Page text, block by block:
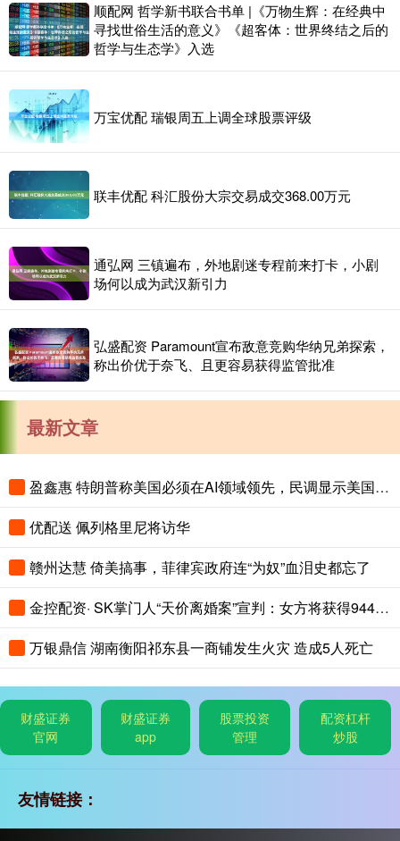
顺配网 哲学新书联合书单 |《万物生辉：在经典中
寻找世俗生活的意义》《超客体：世界终结之后的
哲学与生态学》入选
万宝优配 瑞银周五上调全球股票评级
联丰优配 科汇股份大宗交易成交368.00万元
通弘网 三镇遍布，外地剧迷专程前来打卡，小剧
场何以成为武汉新引力
弘盛配资 Paramount宣布敌意竞购华纳兄弟探索，
称出价优于奈飞、且更容易获得监管批准
最新文章
盈鑫惠 特朗普称美国必须在AI领域领先，民调显示美国人认为中国AI更先进
优配送 佩列格里尼将访华
赣州达慧 倚美搞事，菲律宾政府连“为奴”血泪史都忘了
金控配资· SK掌门人“天价离婚案”宣判：女方将获得9440亿韩元财产！
万银鼎信 湖南衡阳祁东县一商铺发生火灾 造成5人死亡
财盛证券
官网
财盛证券
app
股票投资
管理
配资杠杆
炒股
友情链接：